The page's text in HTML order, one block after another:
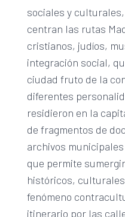
sociales y
centran las rutas
cristianos, judíos,
integración social,
ciudad fruto de la
diferentes
residieron en la
de fragmentos de
archivos
que permite
históricos,
fenómeno
itinerario por las